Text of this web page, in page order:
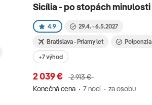
Sicília - po stopách minulosti
4.9 29.4. - 6.5.2027
Bratislava - Priamy let
Polpenzia
+7 výhod
2 039 €
2 913 €
Konečná cena
7 nocí za osobu